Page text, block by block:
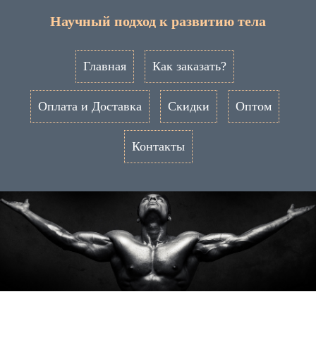
Научный подход к развитию тела
Главная Как заказать?
Оплата и Доставка Скидки Оптом
Контакты